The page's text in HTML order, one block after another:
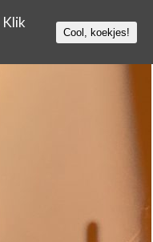
Klik
Cool, koekjes!